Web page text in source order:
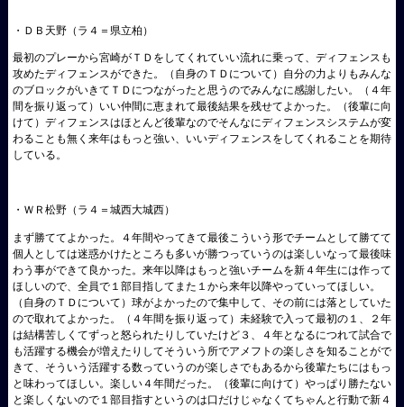
・ＤＢ天野（ラ４＝県立柏）
最初のプレーから宮崎がＴＤをしてくれていい流れに乗って、ディフェンスも
攻めたディフェンスができた。（自身のＴＤについて）自分の力よりもみんな
のブロックがいきてＴＤにつながったと思うのでみんなに感謝したい。（４年
間を振り返って）いい仲間に恵まれて最後結果を残せてよかった。（後輩に向
けて）ディフェンスはほとんど後輩なのでそんなにディフェンスシステムが変
わることも無く来年はもっと強い、いいディフェンスをしてくれることを期待
している。
・ＷＲ松野（ラ４＝城西大城西）
まず勝ててよかった。４年間やってきて最後こういう形でチームとして勝てて
個人としては迷惑かけたところも多いが勝つっていうのは楽しいなって最後味
わう事ができて良かった。来年以降はもっと強いチームを新４年生には作って
ほしいので、全員で１部目指してまた１から来年以降やっていってほしい。
（自身のＴＤについて）球がよかったので集中して、その前には落としていた
ので取れてよかった。（４年間を振り返って）未経験で入って最初の１、２年
は結構苦しくてずっと怒られたりしていたけど３、４年となるにつれて試合で
も活躍する機会が増えたりしてそういう所でアメフトの楽しさを知ることがで
きて、そういう活躍する数っていうのが楽しさでもあるから後輩たちにはもっ
と味わってほしい。楽しい４年間だった。（後輩に向けて）やっぱり勝たない
と楽しくないので１部目指すというのは口だけじゃなくてちゃんと行動で新４